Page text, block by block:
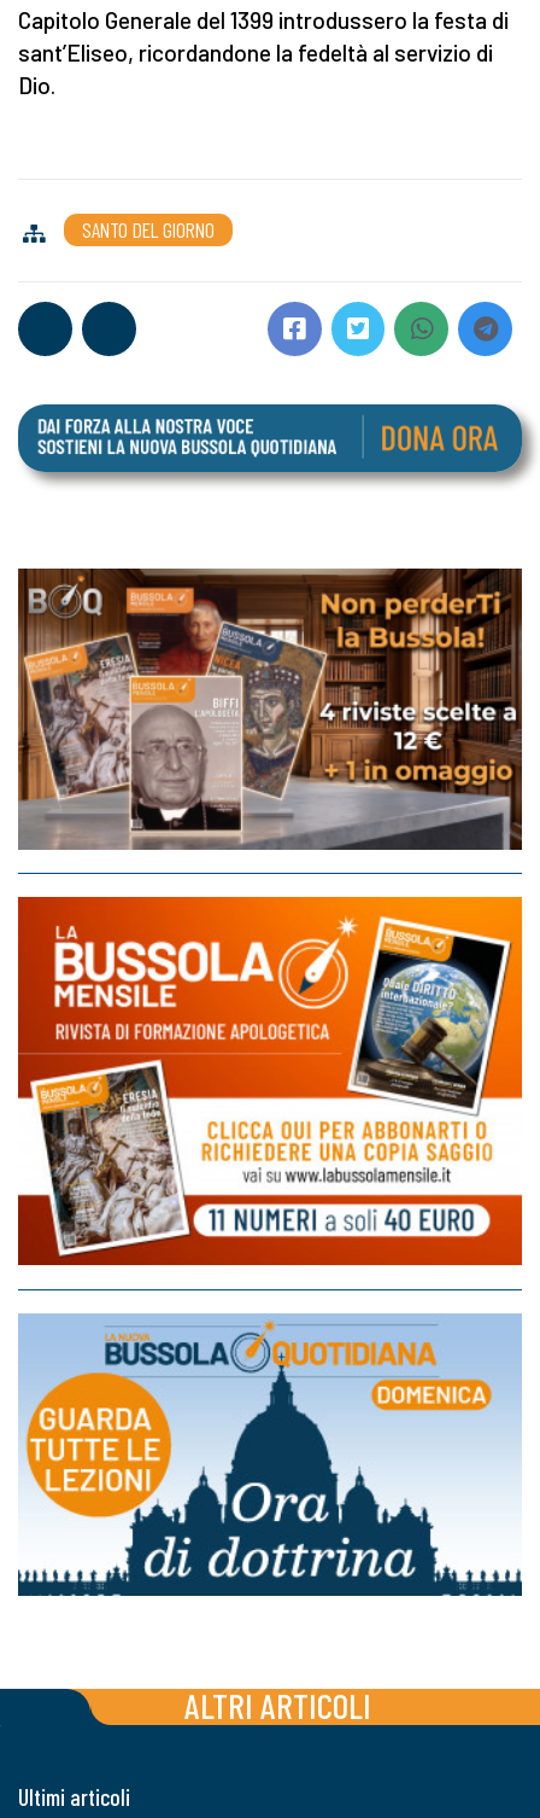
Capitolo Generale del 1399 introdussero la festa di
sant’Eliseo, ricordandone la fedeltà al servizio di
Dio.
SANTO DEL GIORNO
ALTRI ARTICOLI
Ultimi articoli